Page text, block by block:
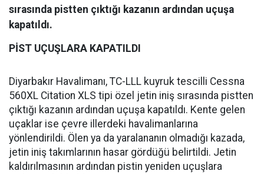
sırasında pistten çıktığı kazanın ardından uçuşa
kapatıldı.
PİST UÇUŞLARA KAPATILDI
Diyarbakır Havalimanı, TC-LLL kuyruk tescilli Cessna
560XL Citation XLS tipi özel jetin iniş sırasında pistten
çıktığı kazanın ardından uçuşa kapatıldı. Kente gelen
uçaklar ise çevre illerdeki havalimanlarına
yönlendirildi. Ölen ya da yaralananın olmadığı kazada,
jetin iniş takımlarının hasar gördüğü belirtildi. Jetin
kaldırılmasının ardından pistin yeniden uçuşlara